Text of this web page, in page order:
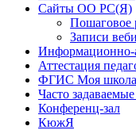
Сайты ОО РС(Я)
Пошаговое
Записи
Информационно-
Аттестация
ФГИС Моя школа
Часто
Конференц-зал
КюжЯ